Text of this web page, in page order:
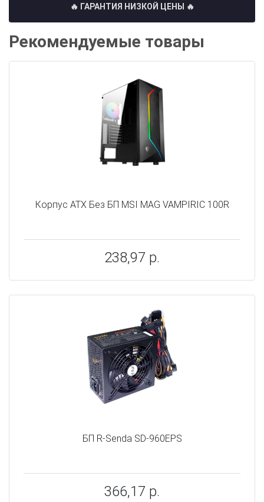
🔥 ГАРАНТИЯ НИЗКОЙ ЦЕНЫ 🔥
Рекомендуемые товары
Корпус ATX Без БП MSI MAG VAMPIRIC 100R
238,97 р.
БП R-Senda SD-960EPS
366,17 р.